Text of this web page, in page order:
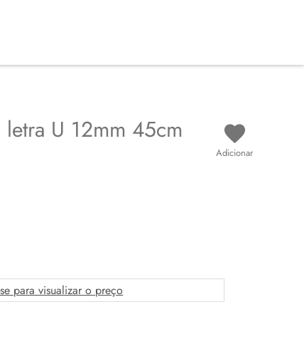
U 12mm 45cm
para visualizar o preço
Adicionar